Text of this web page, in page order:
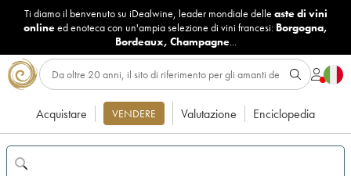
Ti diamo il benvenuto su iDealwine, leader mondiale delle aste di vini
onlineed enoteca con un'ampia selezione di vini francesi: Borgogna,
Bordeaux, Champagne...
Acquistare VENDERE Valutazione Enciclopedia